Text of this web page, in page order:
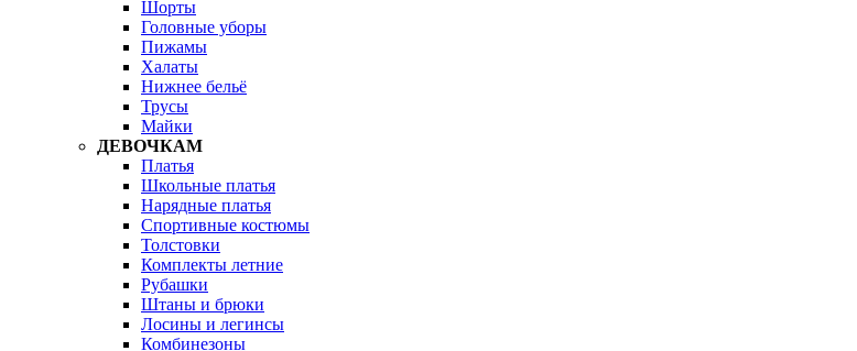
Шорты
Головные уборы
Пижамы
Халаты
Нижнее бельё
Трусы
Майки
ДЕВОЧКАМ
Платья
Школьные платья
Нарядные платья
Спортивные костюмы
Толстовки
Комплекты летние
Рубашки
Штаны и брюки
Лосины и легинсы
Комбинезоны